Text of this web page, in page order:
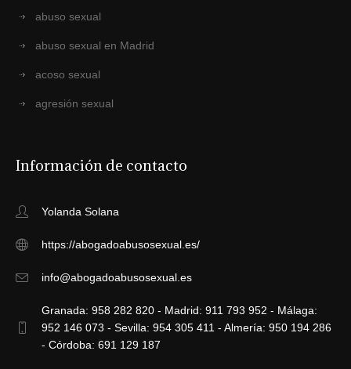
abuso sexual
abuso sexual en Madrid
acoso sexual
agresión sexual
Información de contacto
Yolanda Solana
https://abogadoabusosexual.es/
info@abogadoabusosexual.es
Granada: 958 282 820 - Madrid: 911 793 952 - Málaga:
952 146 073 - Sevilla: 954 305 411 - Almería: 950 194 286
- Córdoba: 691 129 187